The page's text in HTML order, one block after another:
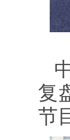
复
节